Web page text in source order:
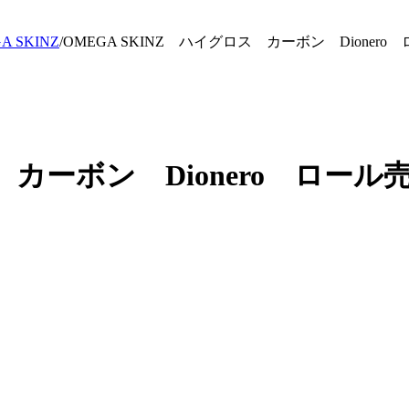
SKINZ/OMEGA SKINZ ハイグロス カーボン Dionero
ーボン Dionero ロール